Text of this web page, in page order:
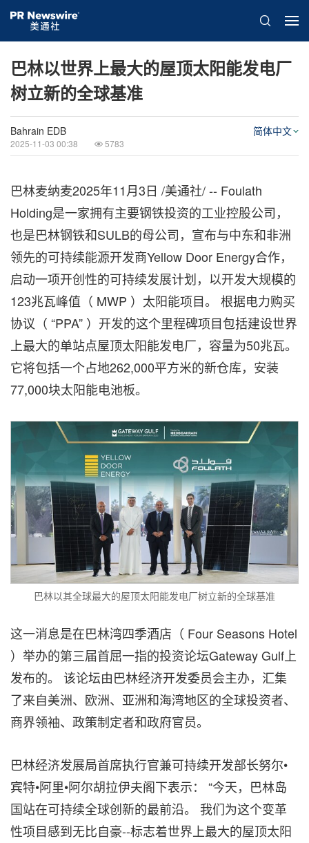
巴林以世界上最大的屋顶太阳能发电厂
树立新的全球基准
Bahrain EDB
2025-11-03 00:38 5783
简体中文
巴林麦纳麦2025年11月3日 /美通社/ -- Foulath
Holding是一家拥有主要钢铁投资的工业控股公司，
也是巴林钢铁和SULB的母公司，宣布与中东和非洲
领先的可持续能源开发商Yellow Door Energy合作，
启动一项开创性的可持续发展计划，以开发大规模的
123兆瓦峰值（ MWP ）太阳能项目。 根据电力购买
协议（ “PPA” ）开发的这个里程碑项目包括建设世界
上最大的单站点屋顶太阳能发电厂，容量为50兆瓦。
它将包括一个占地262,000平方米的新仓库，安装
77,000块太阳能电池板。
巴林以其全球最大的屋顶太阳能发电厂树立新的全球基准
这一消息是在巴林湾四季酒店（ Four Seasons Hotel
）举办的第三届首屈一指的投资论坛Gateway Gulf上
发布的。 该论坛由巴林经济开发委员会主办，汇集
了来自美洲、欧洲、亚洲和海湾地区的全球投资者、
商界领袖、政策制定者和政府官员。
巴林经济发展局首席执行官兼可持续开发部长努尔•
宾特•阿里•阿尔胡拉伊夫阁下表示： “今天，巴林岛
国站在可持续全球创新的最前沿。 我们为这个变革
性项目感到无比自豪--标志着世界上最大的屋顶太阳